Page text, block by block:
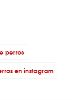
perros
en instagram